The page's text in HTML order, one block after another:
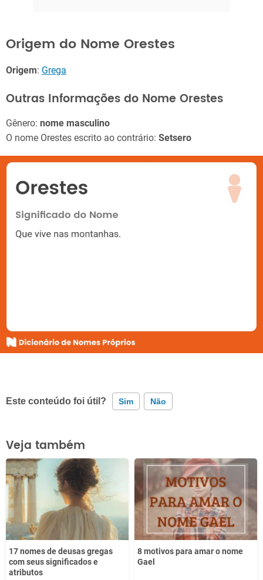
Origem do Nome Orestes
Origem: Grega
Outras Informações do Nome Orestes
Gênero: nome masculino
O nome Orestes escrito ao contrário: Setsero
Este conteúdo foi útil? Sim Não
Este conteúdo contém informação incorreta
Este conteúdo não tem a informação que procuro
Outro
Veja também
17 nomes de deusas gregas
com seus significados e
atributos
8 motivos para amar o nome
Gael